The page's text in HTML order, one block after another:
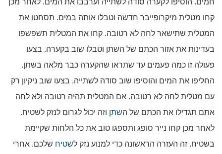
חמים. הוסיפו לקערה סודה לשתייה וערבבו את המים. לאחר מכן
קחו מטלית מיקרופייבר חדשה וטבלו אותה במים. תסחטו את
המטלית שתישאר לחה לא רטובה. קחו את המטלית תשפשפו
בעדינות את אזור הכתם של השתן וטבלו שוב בקערה. בצעו
פעולה זו כמה פעמים עד שתראו שהקערה כבר מלאה בשתן.
החליפו את המים והוסיפו שוב סודה לשתייה. בצעו שוב ניקיון רק
עם מטלית לחה לא רטובה. אם המטלית תהיה רטובה ולא לחה
אתם תגדילו את הכתם של השתן וזה יכול לגרום לנזק לשטיח.
לאחר מכן קחו נייר סופג ותספגו טוב את כל הלחות שקיימת
בשטיח. זה העזרה הראשונה כדי למנוע נזק לשטיח שלכם. אחרי